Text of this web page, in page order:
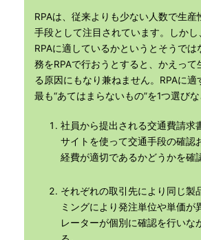
RPAは、従来よりも少ない人数で生
手段として注目されています。しか
RPAに適しているかというとそうで
務をRPAで行おうとすると、かえって
る原因にもなり兼ねません。RPAに適
最も“あてはまらないもの”を1つ選びな
社員から提出される交通費請求
サイトを使って交通手段の確認
経費が適切であるかどうかを確
それぞれの取引先により同じ製
ミングにより発注単位や単価が
レーターが個別に確認を行いな